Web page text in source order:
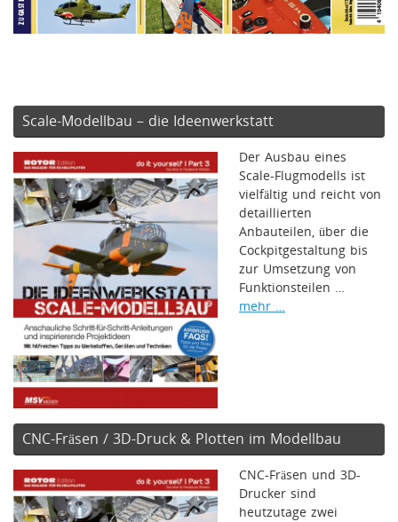
Scale-Modellbau – die Ideenwerkstatt
Der Ausbau eines
Scale-Flugmodells ist
vielfältig und reicht von
detaillierten
Anbauteilen, über die
Cockpitgestaltung bis
zur Umsetzung von
Funktionsteilen …
mehr …
CNC-Fräsen / 3D-Druck & Plotten im Modellbau
CNC-Fräsen und 3D-
Drucker sind
heutzutage zwei